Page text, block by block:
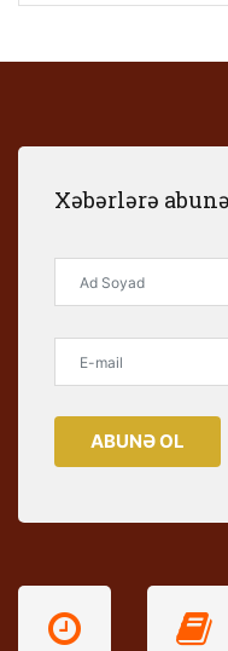
Xəbərlərə
ABUNƏ OL